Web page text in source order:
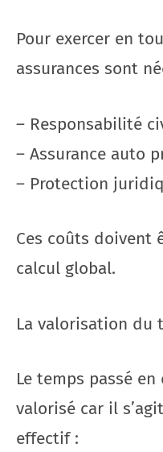
Pour exercer en
assurances sont
– Responsabilité
– Assurance auto
– Protection
Ces coûts doivent
calcul global.
La valorisation du
Le temps passé
valorisé car il
effectif :